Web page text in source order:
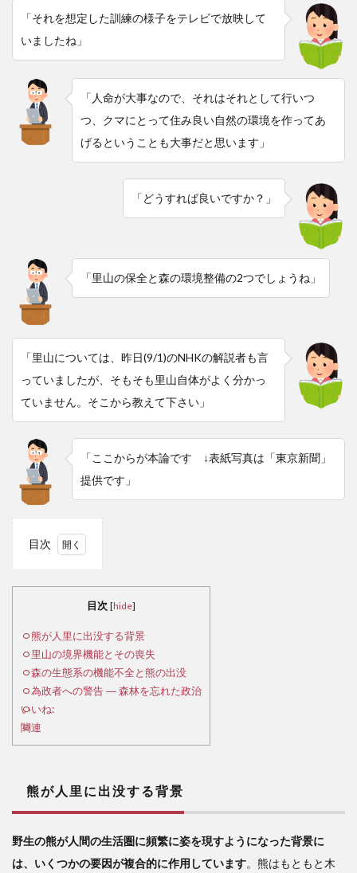
「それを想定した訓練の様子をテレビで放映して
いましたね」
「人命が大事なので、それはそれとして行いつ
つ、クマにとって住み良い自然の環境を作ってあ
げるということも大事だと思います」
「どうすれば良いですか？」
「里山の保全と森の環境整備の2つでしょうね」
「里山については、昨日(9/1)のNHKの解説者も言
っていましたが、そもそも里山自体がよく分かっ
ていません。そこから教えて下さい」
「ここからが本論です ↓表紙写真は「東京新聞」
提供です」
目次
出没
する
背景
2
里
山の
境界
の喪
失
3
森
目次 [hide]
熊が人里に出没する背景
里山の境界機能とその喪失
森の生態系の機能不全と熊の出没
為政者への警告 ― 森林を忘れた政治
いいね:
関連
熊が人里に出没する背景
野生の熊が人間の生活圏に頻繁に姿を現すようになった背景に
は、いくつかの要因が複合的に作用しています。熊はもともと木